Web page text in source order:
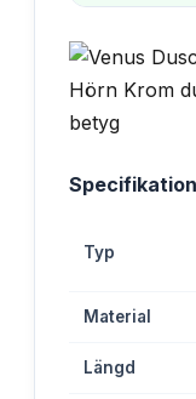
Typ
Material
Längd